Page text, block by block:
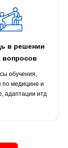
в решении
вопросов
обучения,
по медицине и
адаптации итд